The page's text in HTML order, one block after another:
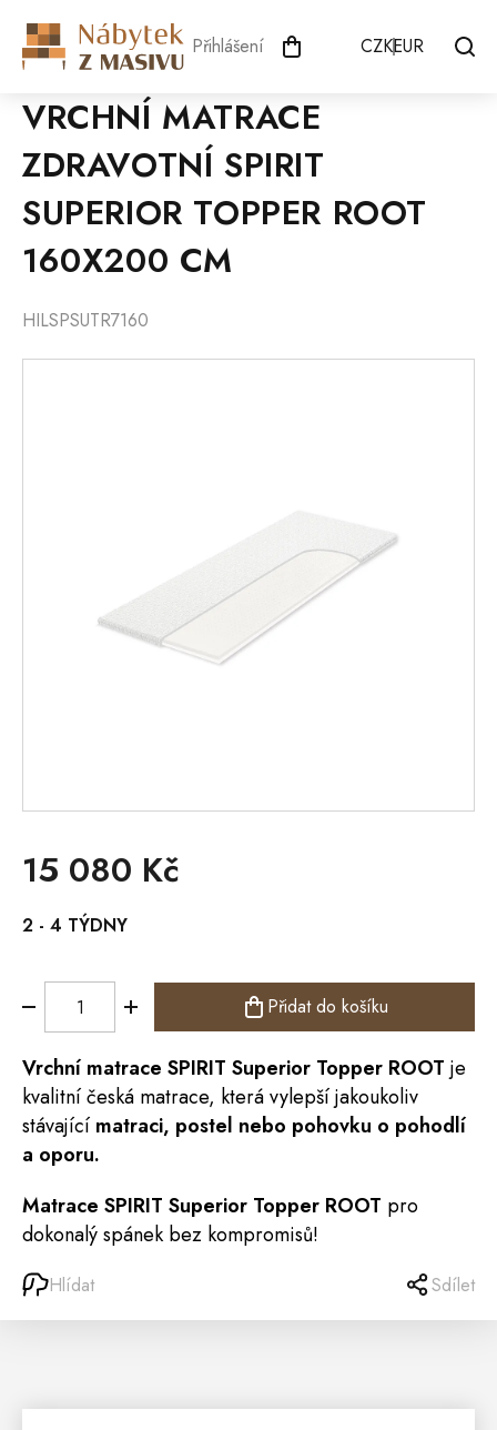
obsah
Přihlášení CZKEUR
VRCHNÍ MATRACE
ZDRAVOTNÍ SPIRIT
SUPERIOR TOPPER ROOT
160X200 CM
HILSPSUTR7160
15 080 Kč
cena:
2 - 4 TÝDNY
Přidat do košíku
Vrchní matrace SPIRIT Superior Topper ROOT je
kvalitní česká matrace, která vylepší jakoukoliv
stávající matraci, postel nebo pohovku o pohodlí
a oporu.
Matrace SPIRIT Superior Topper ROOT pro
dokonalý spánek bez kompromisů!
Hlídat Sdílet